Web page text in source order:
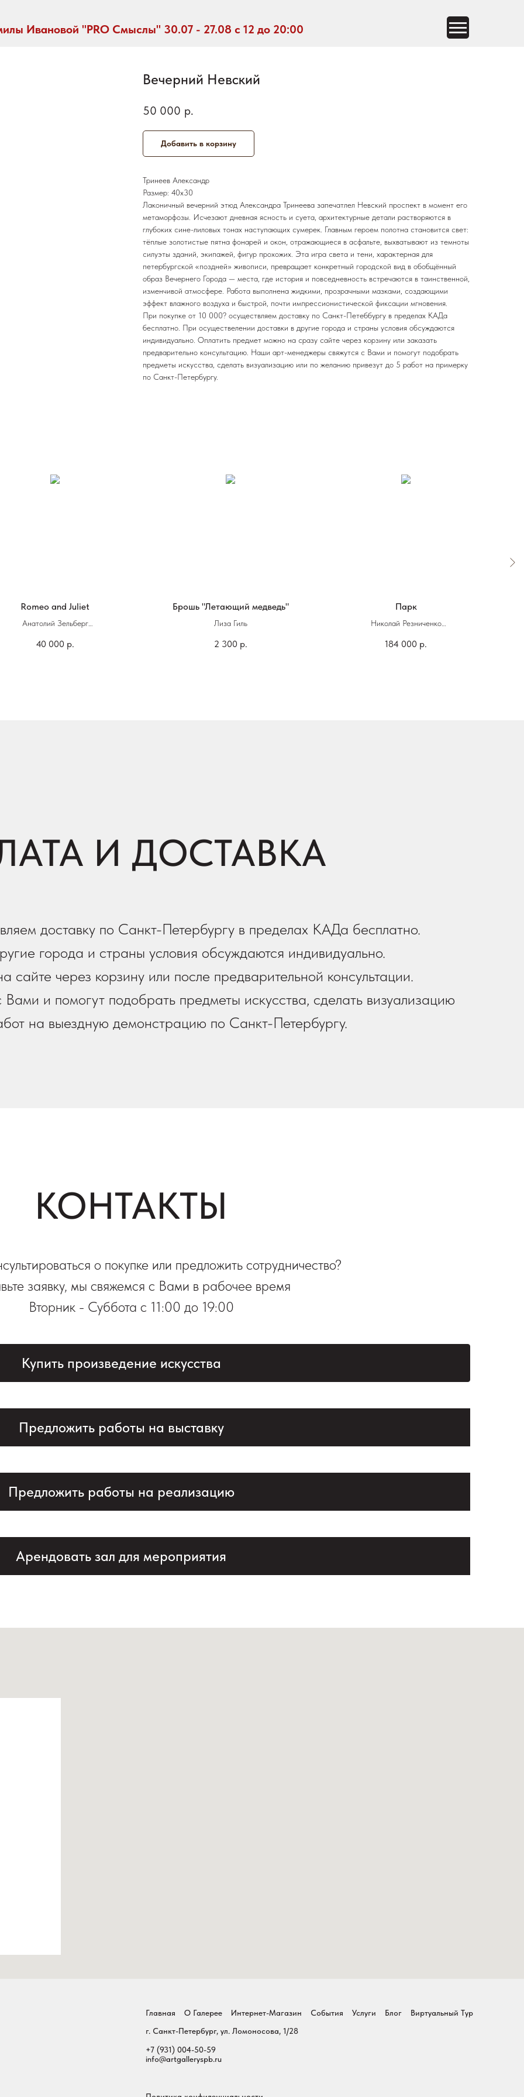
Ивановой "PRO Смыслы" 30.07 - 27.08 с 12 до 20:00
Вечерний Невский
50 000 р.
Добавить в корзину
Тринеев Александр
Размер: 40х30
Лаконичный вечерний этюд Александра Тринеева запечатлел Невский проспект в момент его
метаморфозы. Исчезают дневная ясность и суета, архитектурные детали растворяются в
глубоких сине-лиловых тонах наступающих сумерек. Главным героем полотна становится свет:
тёплые золотистые пятна фонарей и окон, отражающиеся в асфальте, выхватывают из темноты
силуэты зданий, экипажей, фигур прохожих. Эта игра света и тени, характерная для
петербургской «поздней» живописи, превращает конкретный городской вид в обобщённый
образ Вечернего Города — места, где история и повседневность встречаются в таинственной,
изменчивой атмосфере. Работа выполнена жидкими, прозрачными мазками, создающими
эффект влажного воздуха и быстрой, почти импрессионистической фиксации мгновения.
При покупке от 10 000? осуществляем доставку по Санкт-Петеббургу в пределах КАДа
бесплатно. При осуществелении доставки в другие города и страны условия обсуждаются
индивидуально. Оплатить предмет можно на сразу сайте через корзину или заказать
предварительно консультацию. Наши арт-менеджеры свяжутся с Вами и помогут подобрать
предметы искусства, сделать визуализацию или по желанию привезут до 5 работ на примерку
по Санкт-Петербургу.
Romeo and Juliet
Анатолий Зельберг
Книга ручной работы
40 000 р.
Брошь "Летающий медведь"
Лиза Гиль
2 300 р.
Парк
Николай Резниченко
70 х90 см
184 000 р.
И ДОСТАВКА
доставку по Санкт-Петербургу в пределах КАДа бесплатно.
города и страны условия обсуждаются индивидуально.
через корзину или после предварительной консультации.
и помогут подобрать предметы искусства, сделать визуализацию
на выездную демонстрацию по Санкт-Петербургу.
КОНТАКТЫ
о покупке или предложить сотрудничество?
заявку, мы свяжемся с Вами в рабочее время
Вторник - Суббота с 11:00 до 19:00
Купить произведение искусства
Предложить работы на выставку
Предложить работы на реализацию
Арендовать зал для мероприятия
Главная О Галерее Интернет-Магазин События Услуги Блог
Виртуальный Тур
г. Санкт-Петербург, ул. Ломоносова, 1/28
+7 (931) 004-50-59
info@artgalleryspb.ru